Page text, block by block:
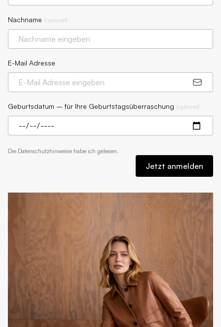
Nachname (optional)
E-Mail Adresse
Geburtsdatum – für Ihre Geburtstagsüberraschung (optional)
Die Datenschutzhinweise habe ich gelesen.
Jetzt anmelden